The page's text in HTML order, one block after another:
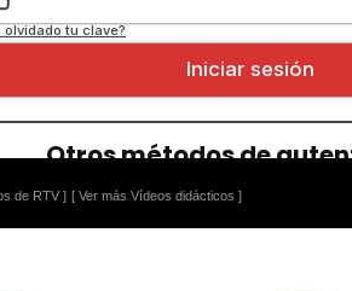
de RTV ] [ Ver más Vídeos didácticos ]